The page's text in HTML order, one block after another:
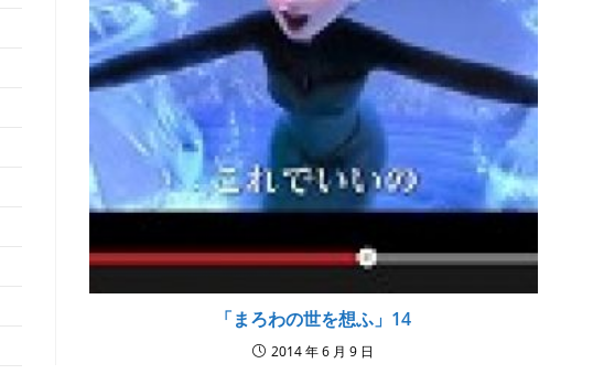
「まろわの世を想ふ」14
2014 年 6 月 9 日